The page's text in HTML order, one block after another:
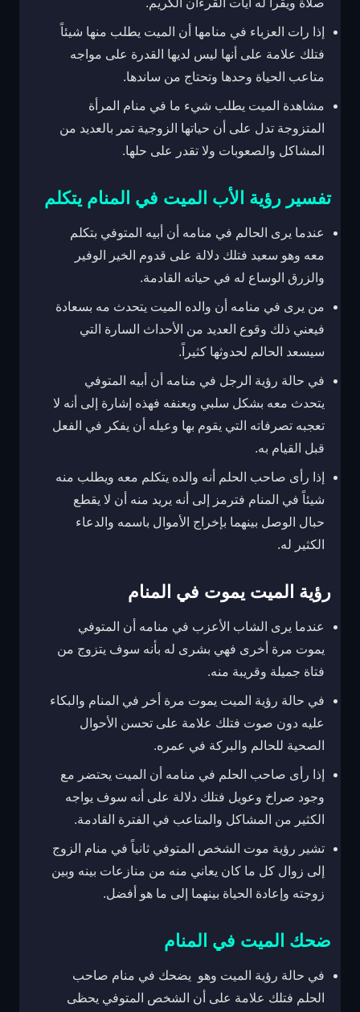
صلاة ويقرأ له آيات القرءان الكريم.
إذا رات العزباء في منامها أن الميت يطلب منها شيئاً
فتلك علامة على أنها ليس لديها القدرة على مواجه
متاعب الحياة وحدها وتحتاج من ساندها.
مشاهدة الميت يطلب شيء ما في منام المرأة
المتزوجة تدل على أن حياتها الزوجية تمر بالعديد من
المشاكل والصعوبات ولا تقدر على حلها.
تفسير رؤية الأب الميت في المنام يتكلم
عندما يرى الحالم في منامه أن أبيه المتوفي بتكلم
معه وهو سعيد فتلك دلالة على قدوم الخير الوفير
والزرق الوساع له في حياته القادمة.
من يرى في منامه أن والده الميت يتحدث مه بسعادة
فيعني ذلك وقوع العديد من الأحداث السارة التي
سيسعد الحالم لحدوثها كثيراً.
في حالة رؤية الرجل في منامه أن أبيه المتوفي
يتحدث معه بشكل سلبي ويعنفه فهذه إشارة إلى أنه لا
تعجبه تصرفاته التي يقوم بها وعيله أن يفكر في الفعل
قبل القيام به.
إذا رأى صاحب الحلم أنه والده يتكلم معه ويطلب منه
شيئاً في المنام فترمز إلى أنه يريد منه أن لا يقطع
حبال الوصل بينهما بإخراج الأموال باسمه والدعاء
الكثير له.
رؤية الميت يموت في المنام
عندما يرى الشاب الأعزب في منامه أن المتوفي
يموت مرة أخرى فهي بشرى له بأنه سوف يتزوج من
فتاة جميلة وقريبة منه.
في حالة رؤية الميت يموت مرة أخر في المنام والبكاء
عليه دون صوت فتلك علامة على تحسن الأحوال
الصحية للحالم والبركة في عمره.
إذا رأى صاحب الحلم في منامه أن الميت يحتضر مع
وجود صراخ وعويل فتلك دلالة على أنه سوف يواجه
الكثير من المشاكل والمتاعب في الفترة القادمة.
تشير رؤية موت الشخص المتوفي ثانياً في منام الزوج
إلى زوال كل ما كان يعاني منه من منازعات بينه وبين
زوجته وإعادة الحياة بينهما إلى ما هو أفضل.
ضحك الميت في المنام
في حالة رؤية الميت وهو يضحك في منام صاحب
الحلم فتلك علامة على أن الشخص المتوفي يحظى